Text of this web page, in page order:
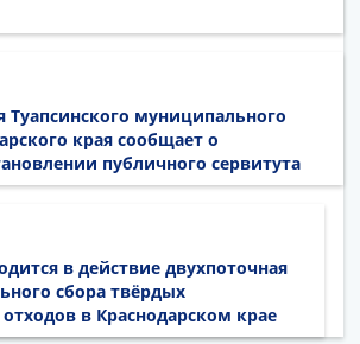
муниципального
края сообщает о
публичного сервитута
в действие двухпоточная
сбора твёрдых
в Краснодарском крае